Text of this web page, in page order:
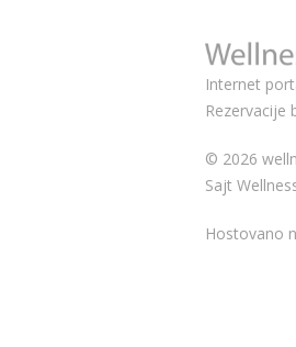
Internet
Rezervacije
© 2026
Sajt
Hostovano